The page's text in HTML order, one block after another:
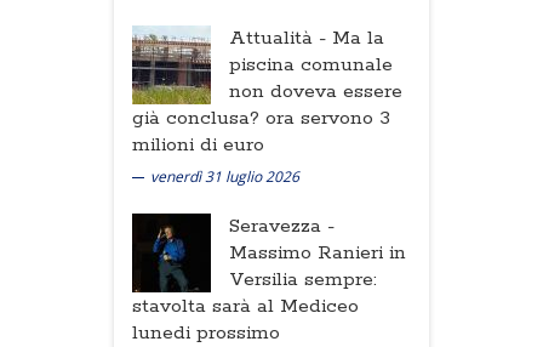
Attualità - Ma la
piscina comunale
non doveva essere
già conclusa? ora servono 3
milioni di euro
venerdì 31 luglio 2026
Seravezza -
Massimo Ranieri in
Versilia sempre:
stavolta sarà al Mediceo
lunedi prossimo